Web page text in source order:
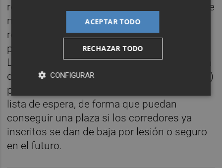
registran al sorteo. El sorteo se realizará ante
notario una vez termine el periodo de
registro y se comunicará a todos los
participantes a partir del 18 de noviembre.
Los no agraciados (siempre que la demanda
de dorsales sea mayor a la oferta disponible)
pasarán a ocupar un orden correlativo en la
lista de espera, de forma que puedan
conseguir una plaza si los corredores ya
inscritos se dan de baja por lesión o seguro
en el futuro.
ACEPTAR TODO
RECHAZAR TODO
CONFIGURAR